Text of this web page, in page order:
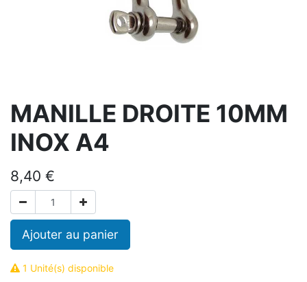
MANILLE DROITE 10MM
INOX A4
8,40 €
Ajouter au panier
1 Unité(s) disponible